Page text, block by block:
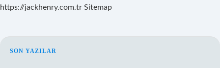
https://jackhenry.com.tr Sitemap
SIDEBAR
SON YAZILAR